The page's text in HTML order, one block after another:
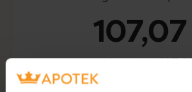
I apotek: